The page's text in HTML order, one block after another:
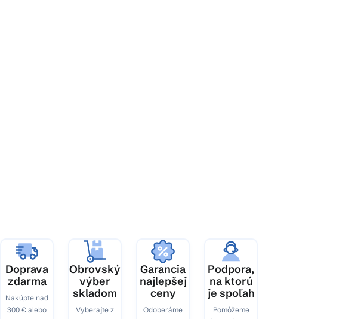
Doprava
zdarma
Nakúpte nad
300 € alebo
Obrovský
výber
skladom
Vyberajte z
Garancia
najlepšej
ceny
Odoberáme
Podpora,
na ktorú
je spoľah
Pomôžeme